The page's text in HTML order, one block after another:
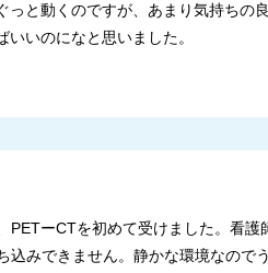
と動くのですが、あまり気持ち
いのになと思いました。
PETーCTを初めて受けました。看
込みできません。静かな環境なの